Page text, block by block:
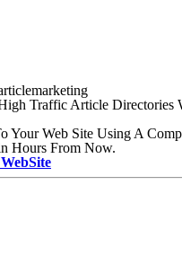
Traffic Article Directories
Your Web Site Using A
Hours From Now.